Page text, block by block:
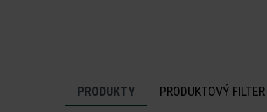
PRODUKTY PRODUKTOVÝ FILTER